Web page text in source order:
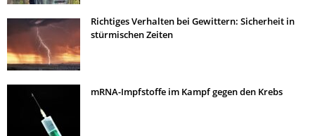
Richtiges Verhalten bei Gewittern: Sicherheit in
stürmischen Zeiten
mRNA-Impfstoffe im Kampf gegen den Krebs